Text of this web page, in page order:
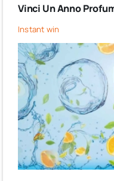
Vinci Un Anno
Instant win